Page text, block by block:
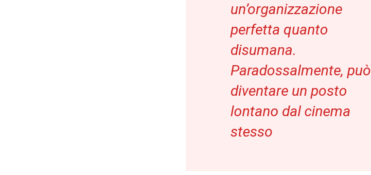
un’organizzazione
perfetta quanto
disumana.
Paradossalmente, può
diventare un posto
lontano dal cinema
stesso